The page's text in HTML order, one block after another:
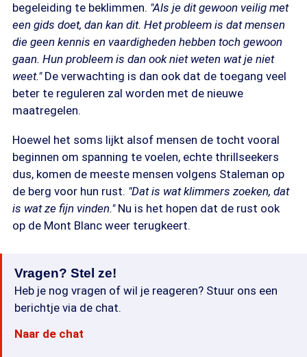
begeleiding te beklimmen. "Als je dit gewoon veilig met
een gids doet, dan kan dit. Het probleem is dat mensen
die geen kennis en vaardigheden hebben toch gewoon
gaan. Hun probleem is dan ook niet weten wat je niet
weet." De verwachting is dan ook dat de toegang veel
beter te reguleren zal worden met de nieuwe
maatregelen.
Hoewel het soms lijkt alsof mensen de tocht vooral
beginnen om spanning te voelen, echte thrillseekers
dus, komen de meeste mensen volgens Staleman op
de berg voor hun rust. "Dat is wat klimmers zoeken, dat
is wat ze fijn vinden." Nu is het hopen dat de rust ook
op de Mont Blanc weer terugkeert.
Vragen? Stel ze!
Heb je nog vragen of wil je reageren? Stuur ons een
berichtje via de chat.
Naar de chat